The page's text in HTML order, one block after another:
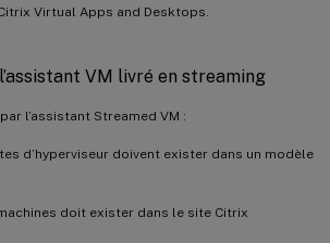
Virtual Apps and Desktops.
VM livré en streaming
l’assistant Streamed VM :
d’hyperviseur doivent exister dans un modèle
doit exister dans le site Citrix